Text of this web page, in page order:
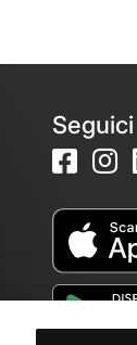
Seguici